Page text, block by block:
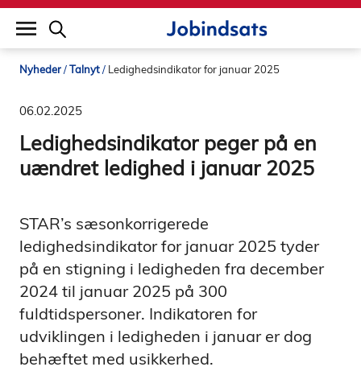
builddate: 2026-02-02 16:12:57
Nyheder Talnyt Ledighedsindikator for januar 2025
06.02.2025
Ledighedsindikator peger på en
uændret ledighed i januar 2025
STAR’s sæsonkorrigerede
ledighedsindikator for januar 2025 tyder
på en stigning i ledigheden fra december
2024 til januar 2025 på 300
fuldtidspersoner. Indikatoren for
udviklingen i ledigheden i januar er dog
behæftet med usikkerhed.